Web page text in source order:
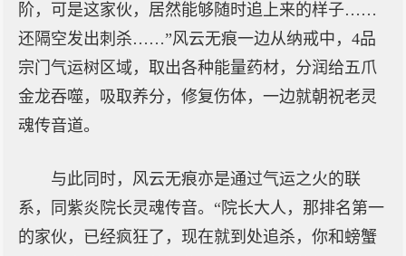
阶，可是这家伙，居然能够随时追上来的样子……
还隔空发出刺杀……”风云无痕一边从纳戒中，4品
宗门气运树区域，取出各种能量药材，分润给五爪
金龙吞噬，吸取养分，修复伤体，一边就朝祝老灵
魂传音道。
与此同时，风云无痕亦是通过气运之火的联
系，同紫炎院长灵魂传音。“院长大人，那排名第一
的家伙，已经疯狂了，现在就到处追杀，你和螃蟹